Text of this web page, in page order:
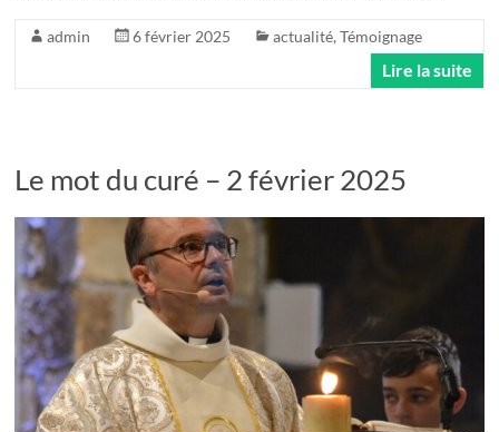
admin 6 février 2025 actualité,Témoignage
Lire la suite
Le mot du curé – 2 février 2025